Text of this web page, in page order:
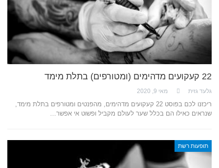
22 קעקועים מדהימים (ומטורפים) בתלת מימד
גלעד גזית מאי 9, 2020
ריכזנו לכם בפוסט 22 קעקועים מדהימים, מהפנטים ומטורפים בתלת מימד,
שנראים כאילו הם בכלל שער לעולם מקביל ופשוט אי אפשר…
תופעות רשת